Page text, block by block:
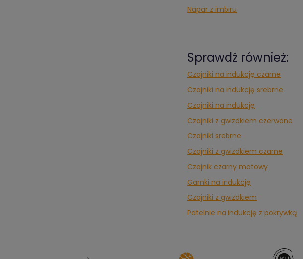
Napar z imbiru
Sprawdź również:
Czajniki na indukcję czarne
Czajniki na indukcję srebrne
Czajniki na indukcję
Czajniki z gwizdkiem czerwone
Czajniki srebrne
Czajniki z gwizdkiem czarne
Czajnik czarny matowy
Garnki na indukcję
Czajniki z gwizdkiem
Patelnie na indukcję z pokrywką